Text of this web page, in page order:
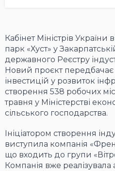
Кабінет Міністрів
парк «Хуст» у
державного Реєстру
Новий проєкт
інвестицій у розвиток
створення 538 робочих
травня у Міністерстві
сільського господарства.
Ініціатором створення
виступила компанія
що входить до групи
Компанія вже